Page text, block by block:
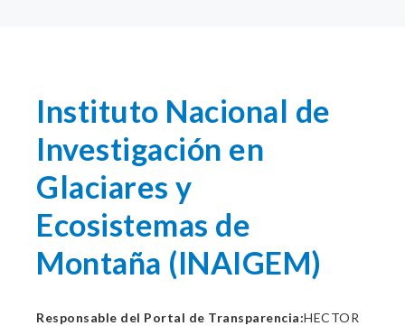
Instituto Nacional de
Investigación en
Glaciares y
Ecosistemas de
Montaña (INAIGEM)
Responsable del Portal de Transparencia:HECTOR